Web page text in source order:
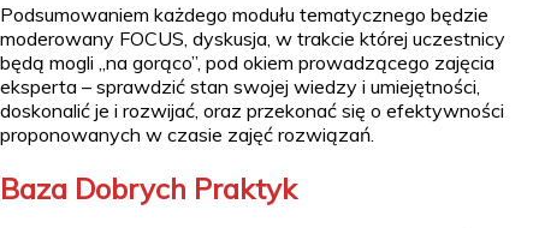
Podsumowaniem każdego modułu tematycznego będzie
moderowany FOCUS, dyskusja, w trakcie której uczestnicy
będą mogli „na gorąco”, pod okiem prowadzącego zajęcia
eksperta – sprawdzić stan swojej wiedzy i umiejętności,
doskonalić je i rozwijać, oraz przekonać się o efektywności
proponowanych w czasie zajęć rozwiązań.
Baza Dobrych Praktyk